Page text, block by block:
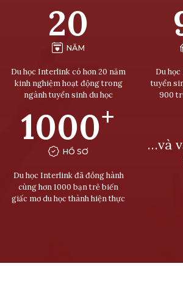
20
NĂM
Du học Interlink có hơn 20 năm
kinh nghiệm hoạt động trong
ngành tuyển sinh du học
Du
tuyển
900
1000+
HỒ SƠ
Du học Interlink đã đồng hành
cùng hơn 1000 bạn trẻ biến
giấc mơ du học thành hiện thực
…và